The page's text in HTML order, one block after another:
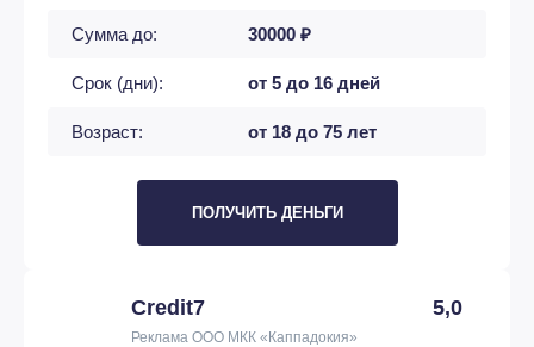
Сумма до: 30000 ₽
Срок (дни): от 5 до 16 дней
Возраст: от 18 до 75 лет
ПОЛУЧИТЬ ДЕНЬГИ
Credit7 5,0
Реклама ООО МКК «Каппадокия»